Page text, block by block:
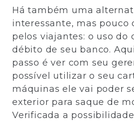
Há também uma
interessante, mas pouco
pelos viajantes: o uso do
débito de seu banco.
passo é ver com seu
possível utilizar o seu
máquinas ele vai poder
exterior para saque de
Verificada a